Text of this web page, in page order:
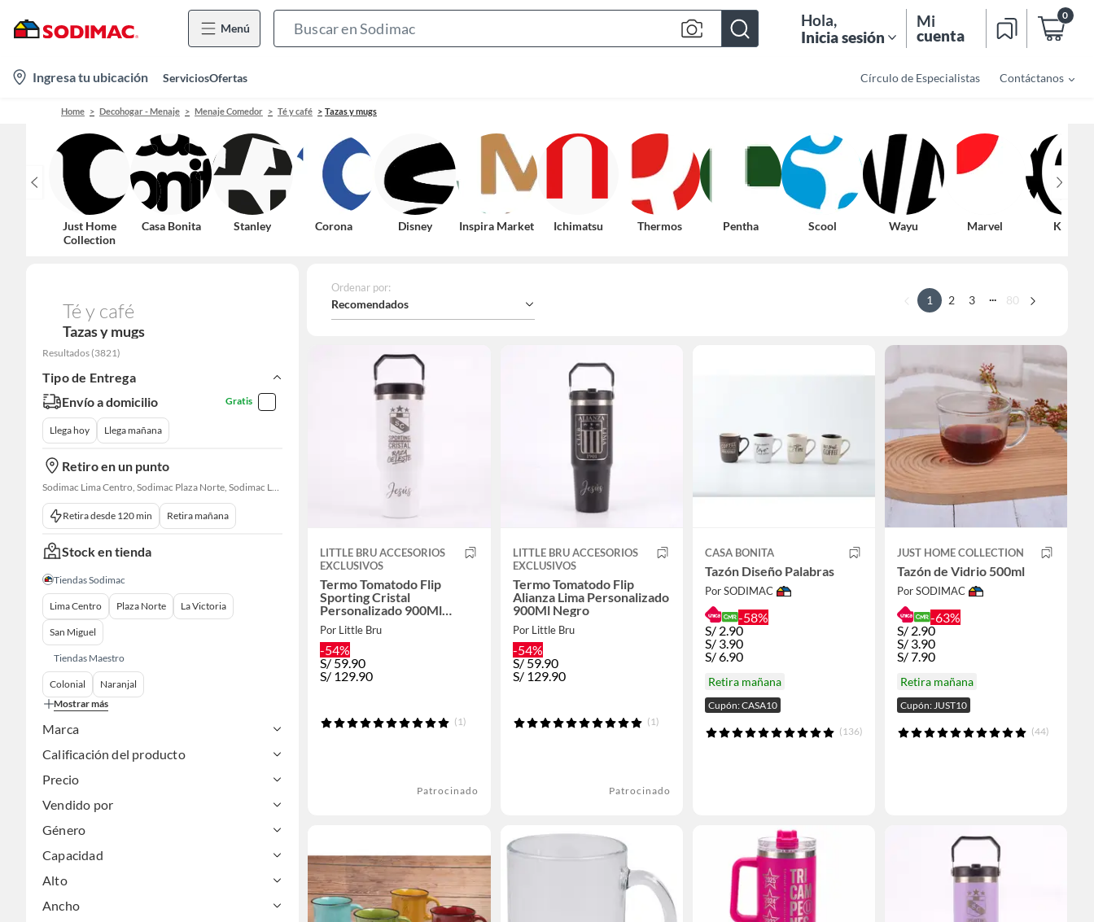
Menú
Bar
Hola,
Inicia sesión
Mi
cuenta
0
location-
icon
Ingresa tu ubicación ServiciosOfertas Círculo de Especialistas Contáctanos
Home Decohogar - Menaje Menaje Comedor Té y café Tazas y mugs
Just Home
Collection
Casa Bonita Stanley Corona Disney Inspira Market Ichimatsu Thermos Pentha Scool Wayu Marvel Keep
Té y café
Tazas y mugs
Resultados (3821)
Tipo de Entrega
Envío a domicilio
Gratis
Llega hoy Llega mañana
Retiro en un punto
Sodimac Lima Centro, Sodimac Plaza Norte, Sodimac La Victoria, Sodimac San Miguel, Sodimac S. J. Lurigancho, Sodimac Chacarilla, Sodimac Av. La Molina, Sodimac Colonial, Sodimac Naranjal
Retira desde 120 min Retira mañana
Stock en tienda
Tiendas Sodimac
Lima Centro Plaza Norte La Victoria
San Miguel
Tiendas Maestro
Colonial
Naranjal
Mostrar más
Marca
Calificación del producto
Precio
Vendido por
Género
Capacidad
Alto
Ancho
Ordenar por:
Recomendados 1 2 3 ... 80
LITTLE BRU ACCESORIOS
EXCLUSIVOS
Termo Tomatodo Flip
Sporting Cristal
Personalizado 900Ml
Blanco
Por Little Bru
-54%
S/ 59.90
S/ 129.90
(1)
Patrocinado
LITTLE BRU ACCESORIOS
EXCLUSIVOS
Termo Tomatodo Flip
Alianza Lima Personalizado
900Ml Negro
Por Little Bru
-54%
S/ 59.90
S/ 129.90
(1)
Patrocinado
CASA BONITA
Tazón Diseño Palabras
Por SODIMAC
-58%
S/ 2.90
S/ 3.90
S/6.90
Retira mañana
Cupón: CASA10
(136)
JUST HOME COLLECTION
Tazón de Vidrio 500ml
Por SODIMAC
-63%
S/ 2.90
S/ 3.90
S/7.90
Retira mañana
Cupón: JUST10
(44)